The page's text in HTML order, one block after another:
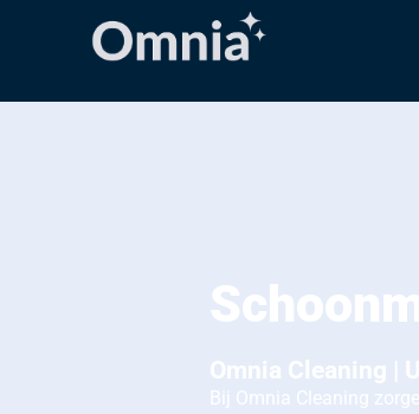
Omnia Cleaning |
Bij Omnia Cleaning